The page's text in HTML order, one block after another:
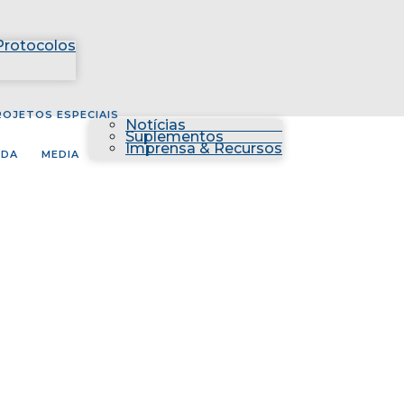
ESPECIAIS
MEDIA
Notícias
Suplementos
Imprensa & Recursos